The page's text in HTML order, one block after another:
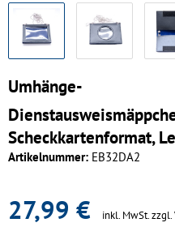
Umhänge-
Scheckkartenformat,
Artikelnummer: EB32DA2
27,99 € inkl. MwSt.zzgl.